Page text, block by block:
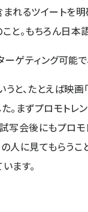
れるツイートを
と。もちろん日本
ゲティング可能
と、たとえば映画
た。まずプロモト
写会後にもプロ
人に見てもらう
ます。